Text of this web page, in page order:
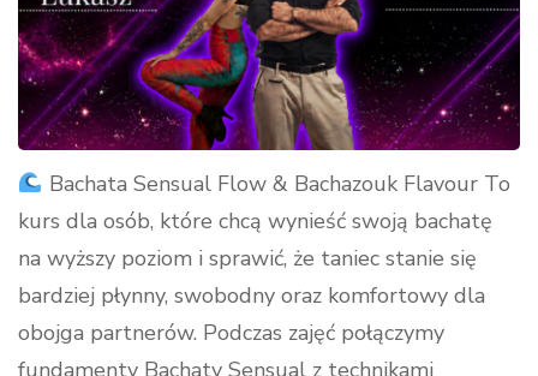
Bachata Sensual Flow & Bachazouk Flavour To
kurs dla osób, które chcą wynieść swoją bachatę
na wyższy poziom i sprawić, że taniec stanie się
bardziej płynny, swobodny oraz komfortowy dla
obojga partnerów. Podczas zajęć połączymy
fundamenty Bachaty Sensual z technikami